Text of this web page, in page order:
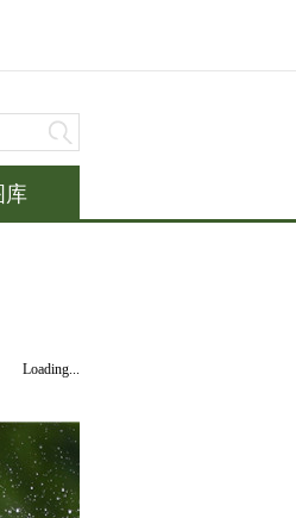
Loading...